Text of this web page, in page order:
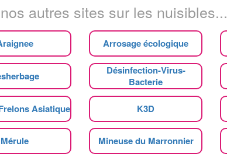
autres sites sur les nuisibles...
Arrosage écologique
Désinfection-Virus-
Bacterie
Asiatique K3D
Mérule Mineuse du Marronnier